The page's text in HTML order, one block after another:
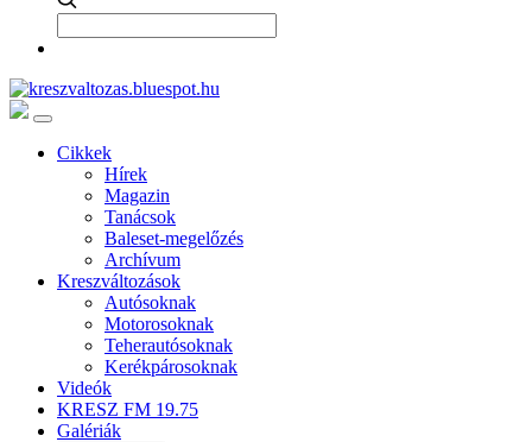
Cikkek
Hírek
Magazin
Tanácsok
Baleset-megelőzés
Archívum
Kreszváltozások
Autósoknak
Motorosoknak
Teherautósoknak
Kerékpárosoknak
Videók
KRESZ FM 19.75
Galériák